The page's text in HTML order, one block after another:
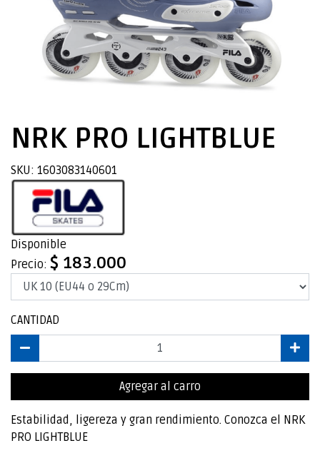
NRK PRO LIGHTBLUE
SKU: 1603083140601
Disponible
Precio: $ 183.000
CANTIDAD
Agregar al carro
Estabilidad, ligereza y gran rendimiento. Conozca el NRK
PRO LIGHTBLUE